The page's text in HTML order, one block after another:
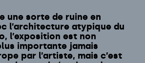
une sorte de ruine en
l’architecture atypique du
l’exposition est non
importante jamais
par l’artiste, mais c’est